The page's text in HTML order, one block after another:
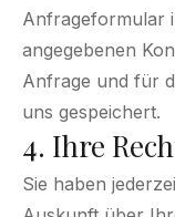
Anfrageformular
angegebenen
Anfrage und für
uns gespeichert.
4. Ihre
Sie haben